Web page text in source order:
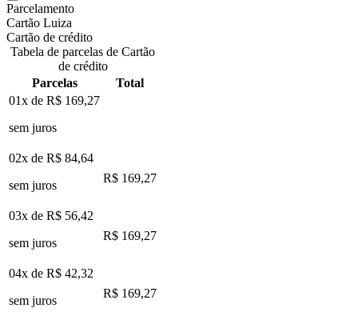
Parcelamento
Cartão Luiza
Cartão de crédito
Tabela de parcelas de Cartão
de crédito
Parcelas
Total
01x de R$ 169,27
sem juros
02x de R$ 84,64
sem juros
R$ 169,27
03x de R$ 56,42
sem juros
R$ 169,27
04x de R$ 42,32
sem juros
R$ 169,27